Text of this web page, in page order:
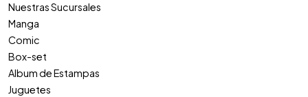
Nuestras Sucursales
Manga
Comic
Box-set
Album de Estampas
Juguetes